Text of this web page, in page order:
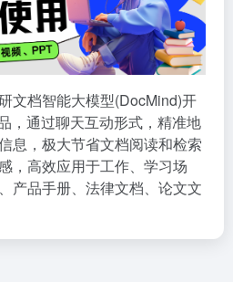
文档智能大模型(DocMind)开
，通过聊天互动形式，精准地
息，极大节省文档阅读和检索
，高效应用于工作、学习场
产品手册、法律文档、论文文